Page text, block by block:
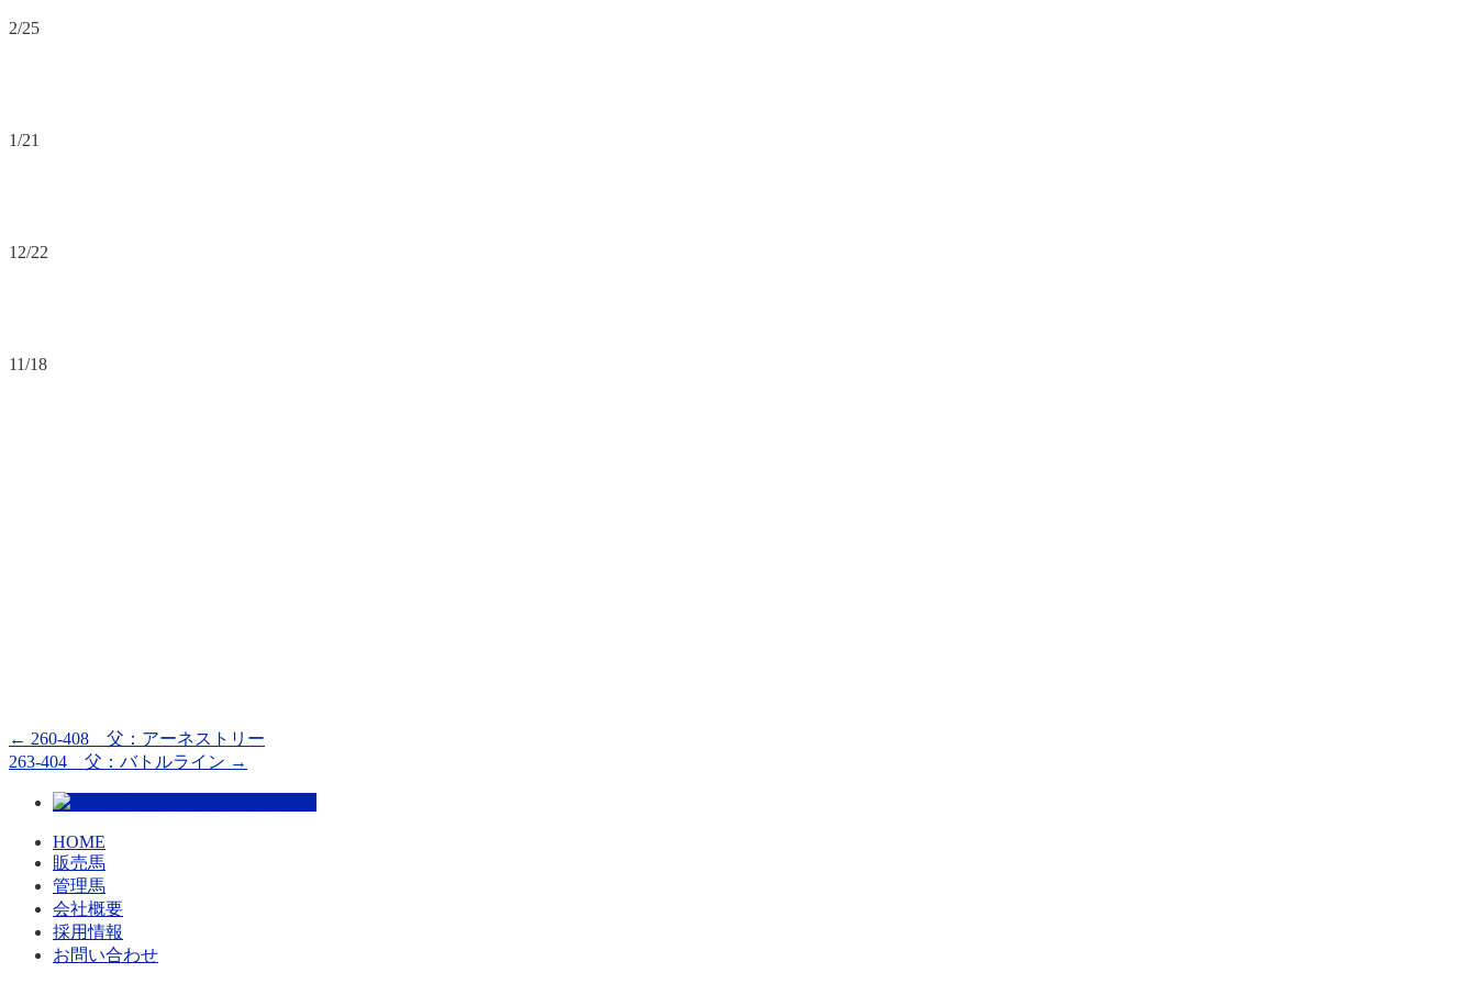
2/25
1/21
12/22
11/18
← 260-408 父：アーネストリー
263-404 父：バトルライン →
HOME
販売馬
管理馬
会社概要
採用情報
お問い合わせ